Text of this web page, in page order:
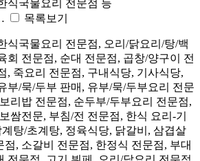
식국물요리 전문점 등
목록보기
식국물요리 전문점, 오리/닭요리/탕/백
회 전문점, 순대 전문점, 곱창/양구이 전
, 죽요리 전문점, 구내식당, 기사식당,
부/묵/두부 판매, 유부/묵/두부요리 전문
리밥 전문점, 순두부/두부요리 전문점,
쌈전문, 부침/전 전문점, 한식 요리-기
탕/초계탕, 정육식당, 닭갈비, 삼겹살
, 소갈비 전문점, 한정식 전문점, 부대